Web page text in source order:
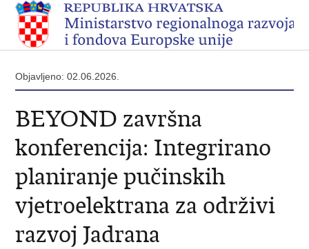
Objavljeno: 02.06.2026.
BEYOND završna
konferencija: Integrirano
planiranje pučinskih
vjetroelektrana za održivi
razvoj Jadrana